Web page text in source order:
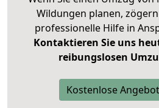
Wildungen planen,
professionelle Hilfe in
Kontaktieren Sie uns
reibungslosen
Kostenlose